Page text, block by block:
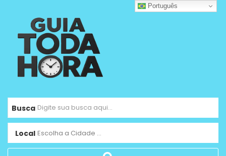
Busca
Local Escolha a Cidade ...
Português